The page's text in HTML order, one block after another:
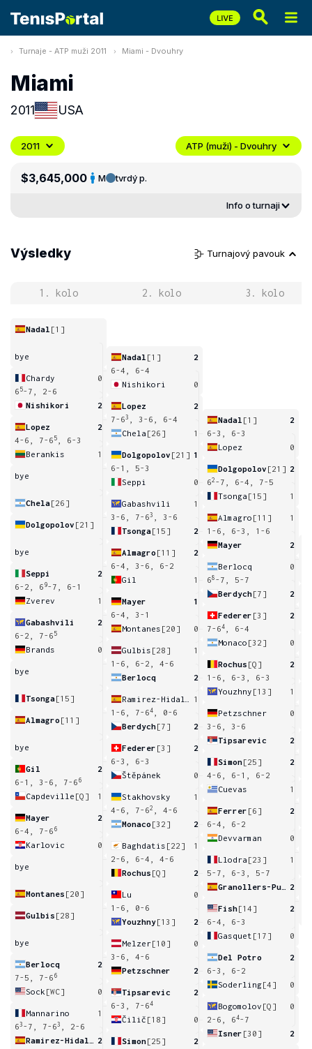
Turnaje - ATP muži 2011 Miami - Dvouhry
Miami
2011 USA
2011 ATP (muži) - Dvouhry
$3,645,000 M tvrdý p.
Info o turnaji
Výsledky Turnajový pavouk
1. kolo 2. kolo 3. kolo
Nadal [1]
bye
Chardy
0
6 5-7, 2-6
Nishikori
2
Lopez
2
4-6, 7-6 5
, 6-3
Berankis
1
bye
Chela[26]
Dolgopolov [21]
bye
Seppi
2
6-2, 6 9-7, 6-1
Zverev
1
Gabashvili
2
6-2, 7-6 5
Brands 0
bye
Tsonga[15]
Almagro [11]
bye
Gil
2
6-1, 3-6, 7-6 6
Capdeville [Q] 1
Mayer
2
6-4, 7-6 6
Karlovic 0
bye
Montanes [20]
Gulbis [28]
bye
Berlocq
2
7-5, 7-6 6
Sock [WC] 0
Mannarino
1
63 -7, 7-63
, 2-6
2
Nadal [1]
2
6-4, 6-4
Nishikori
0
Lopez
2
7-63
, 3-6, 6-4
Chela [26] 1
Dolgopolov [21] 1
6-1, 5-3
Seppi
0
Gabashvili
1
3-6, 7-63
, 3-6
Tsonga[15] 2
Almagro [11]
2
6-4, 3-6, 6-2
Gil
1
Mayer
1
6-4, 3-1
Montanes [20] 0
Gulbis [28]
1
1-6, 6-2, 4-6
Berlocq
2
1
1-6, 7-64
, 0-6
Berdych[7] 2
Federer [3]
2
6-3, 6-3
Štěpánek
0
Stakhovsky
1
4-6, 7-62
, 4-6
Monaco [32] 2
Baghdatis [22]
1
2-6, 6-4, 4-6
Rochus [Q] 2
Lu
0
1-6, 0-6
Youzhny[13] 2
Melzer[10]
0
3-6, 4-6
Petzschner
2
Tipsarevic
2
6-3, 7-64
Čilič [18] 0
Simon[25]
2
Nadal [1]
2
6-3, 6-3
Lopez
0
Dolgopolov [21] 2
62 -7, 6-4, 7-5
Tsonga [15] 1
Almagro [11]
1
1-6, 6-3, 1-6
Mayer
2
Berlocq
0
68 -7, 5-7
Berdych[7] 2
Federer [3]
2
7-64
, 6-4
Monaco [32] 0
Rochus [Q]
2
1-6, 6-3, 6-3
Youzhny [13] 1
Petzschner
0
3-6, 3-6
Tipsarevic
2
Simon[25]
2
4-6, 6-1, 6-2
Cuevas
1
Ferrer [6]
2
6-4, 6-2
Devvarman
0
Llodra [23]
1
5-7, 6-3, 5-7
2
Fish[14]
2
6-4, 6-3
Gasquet [17] 0
Del Potro
2
6-3, 6-2
Soderling[4] 0
Bogomolov [Q]
0
2-6, 64-7
Isner [30] 2